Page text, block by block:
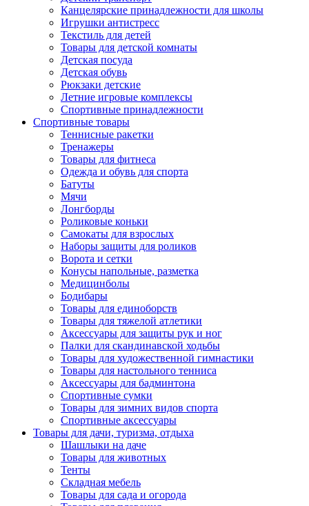
Канцелярские принадлежности для школы
Игрушки антистресс
Текстиль для детей
Товары для детской комнаты
Детская посуда
Детская обувь
Рюкзаки детские
Летние игровые комплексы
Спортивные принадлежности
Спортивные товары
Теннисные ракетки
Тренажеры
Товары для фитнеса
Одежда и обувь для спорта
Батуты
Мячи
Лонгборды
Роликовые коньки
Самокаты для взрослых
Наборы защиты для роликов
Ворота и сетки
Конусы напольные, разметка
Медицинболы
Бодибары
Товары для единоборств
Товары для тяжелой атлетики
Аксессуары для защиты рук и ног
Палки для скандинавской ходьбы
Товары для художественной гимнастики
Товары для настольного тенниса
Аксессуары для бадминтона
Спортивные сумки
Товары для зимних видов спорта
Спортивные аксессуары
Товары для дачи, туризма, отдыха
Шашлыки на даче
Товары для животных
Тенты
Складная мебель
Товары для сада и огорода